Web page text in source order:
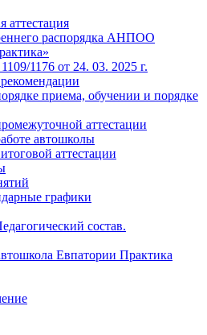
аттестация
распорядка АНПОО
1176 от 24. 03. 2025 г.
приема, обучении и порядке
аттестации
автошколы
аттестации
графики
состав.
Евпатории Практика